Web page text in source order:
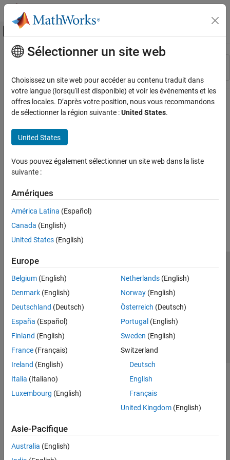
Passer au contenu
Activer/désactiver l'affichage du menu
Ressource
Contenu principal
Sélectionner un site web
Choisissez un site web pour accéder au contenu traduit dans
votre langue (lorsqu'il est disponible) et voir les événements et les
offres locales. D’après votre position, nous vous recommandons
de sélectionner la région suivante :United States.
United States
Vous pouvez également sélectionner un site web dans la liste
suivante :
Amériques
América Latina (Español)
Canada (English)
United States (English)
Europe
Belgium (English)
Denmark (English)
Deutschland (Deutsch)
España (Español)
Finland (English)
France (Français)
Ireland (English)
Italia (Italiano)
Luxembourg (English)
Netherlands(English)
Norway(English)
Österreich (Deutsch)
Portugal (English)
Sweden (English)
Switzerland
Deutsch
English
Français
United Kingdom(English)
Asie-Pacifique
Australia (English)
Lutte anti-piratage
Contacts locaux
© 1994-2026 The MathWorks, Inc.